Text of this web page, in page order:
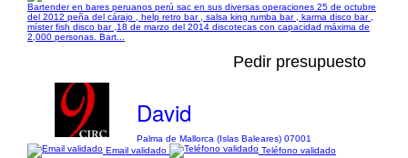
Bartender en bares peruanos perú sac en sus diversas operaciones 25 de octubre
del 2012 peña del cárajo , help retro bar , salsa king rumba bar , karma disco bar ,
míster fish disco bar ,18 de marzo del 2014 discotecas con capacidad máxima de
2,000 personas. Bart...
Pedir presupuesto
David
Palma de Mallorca (Islas Baleares) 07001
Email validado
Teléfono validado